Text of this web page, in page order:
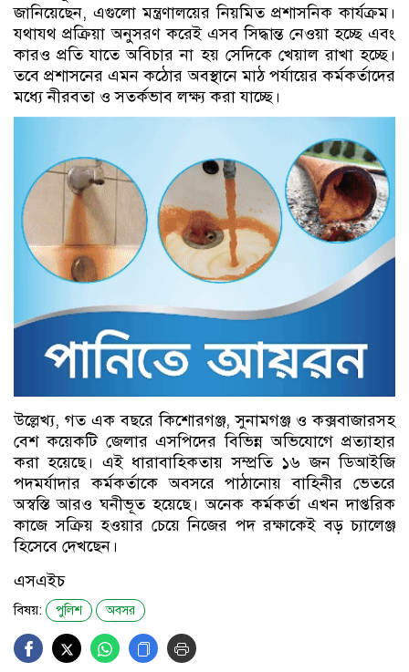
জানিয়েছেন, এগুলো মন্ত্রণালয়ের নিয়মিত প্রশাসনিক কার্যক্রম।
যথাযথ প্রক্রিয়া অনুসরণ করেই এসব সিদ্ধান্ত নেওয়া হচ্ছে এবং
কারও প্রতি যাতে অবিচার না হয় সেদিকে খেয়াল রাখা হচ্ছে।
তবে প্রশাসনের এমন কঠোর অবস্থানে মাঠ পর্যায়ের কর্মকর্তাদের
মধ্যে নীরবতা ও সতর্কভাব লক্ষ্য করা যাচ্ছে।
উল্লেখ্য, গত এক বছরে কিশোরগঞ্জ, সুনামগঞ্জ ও কক্সবাজারসহ
বেশ কয়েকটি জেলার এসপিদের বিভিন্ন অভিযোগে প্রত্যাহার
করা হয়েছে। এই ধারাবাহিকতায় সম্প্রতি ১৬ জন ডিআইজি
পদমর্যাদার কর্মকর্তাকে অবসরে পাঠানোয় বাহিনীর ভেতরে
অস্বস্তি আরও ঘনীভূত হয়েছে। অনেক কর্মকর্তা এখন দাপ্তরিক
কাজে সক্রিয় হওয়ার চেয়ে নিজের পদ রক্ষাকেই বড় চ্যালেঞ্জ
হিসেবে দেখছেন।
এসএইচ
বিষয়: পুলিশ অবসর